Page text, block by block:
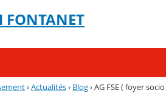
FONTANET
›Actualités› Blog›AG FSE ( foyer